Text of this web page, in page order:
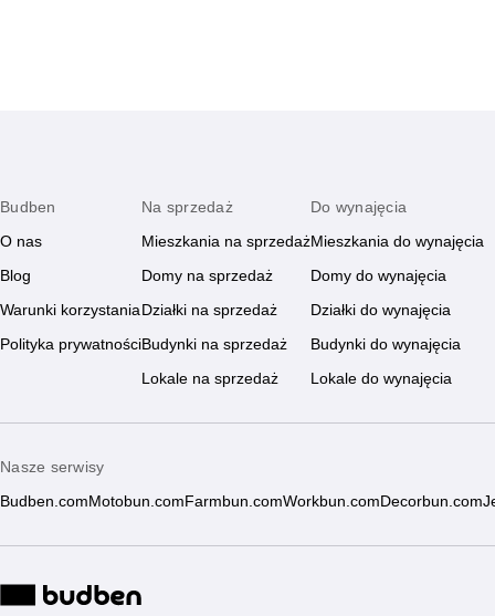
Budben
O nas
Blog
Warunki korzystania
Polityka prywatności
Na sprzedaż
Mieszkania na sprzedaż
Domy na sprzedaż
Działki na sprzedaż
Budynki na sprzedaż
Lokale na sprzedaż
Do wynajęcia
Mieszkania do wynajęcia
Domy do wynajęcia
Działki do wynajęcia
Budynki do wynajęcia
Lokale do wynajęcia
Nasze serwisy
Budben.com Motobun.com Farmbun.comWorkbun.com Decorbun.com